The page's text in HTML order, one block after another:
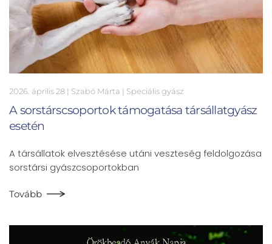
2026. április 28 | Szabó Márta | Speciális gyász
A sorstárscsoportok támogatása társállatgyász
esetén
A társállatok elvesztésése utáni veszteség feldolgozása
sorstársi gyászcsoportokban
Tovább